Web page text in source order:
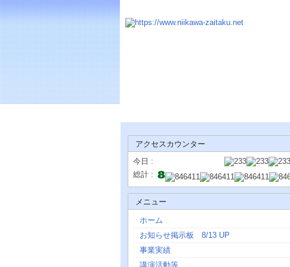
アクセスカウンター
今日 :
総計 :
メニュー
ホーム
お知らせ掲示板 8/13 UP
事業実績
講演活動等